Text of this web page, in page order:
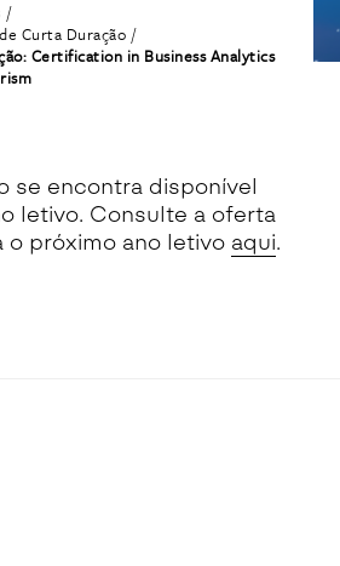
Curta Duração
Certification in Business Analytics
se encontra disponível
letivo. Consulte a oferta
o próximo ano letivo aqui.